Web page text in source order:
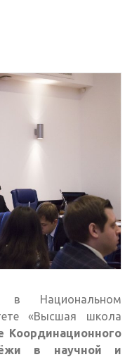
в Национальном
«Высшая школа
Координационного
в научной и